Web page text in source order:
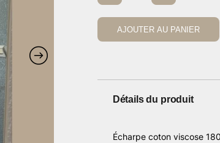
Écharpe
lurex
taupeAJOUTER AU PANIER
Détails du produit
Écharpe coton viscose